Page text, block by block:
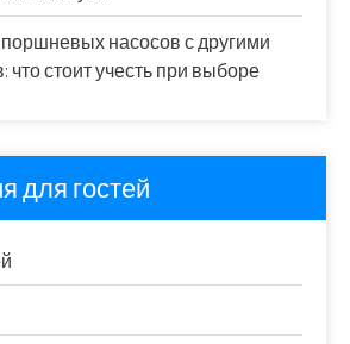
насосов с другими
что стоит учесть при выборе
для гостей